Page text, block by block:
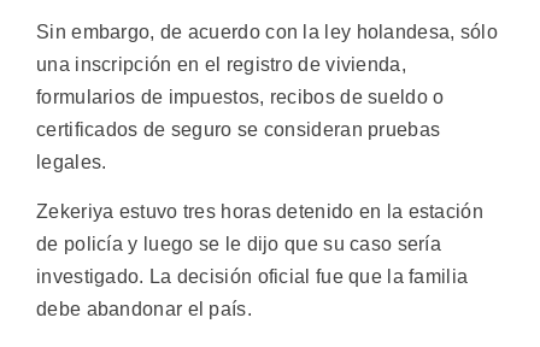
Sin embargo, de acuerdo con la ley holandesa, sólo
una inscripción en el registro de vivienda,
formularios de impuestos, recibos de sueldo o
certificados de seguro se consideran pruebas
legales.
Zekeriya estuvo tres horas detenido en la estación
de policía y luego se le dijo que su caso sería
investigado. La decisión oficial fue que la familia
debe abandonar el país.